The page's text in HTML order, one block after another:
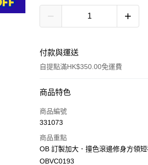
付款與運送
自提點滿HK$350.00免運費
付款方式
信用卡
AlipayHK
商品特色
商品編號
331073
商品重點
OB 訂製加大．撞色滾邊修身方領
OBVC0193